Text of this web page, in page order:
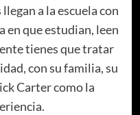
a la escuela con
en que estudian, leen
tienes que tratar
con su familia, su
Carter como la